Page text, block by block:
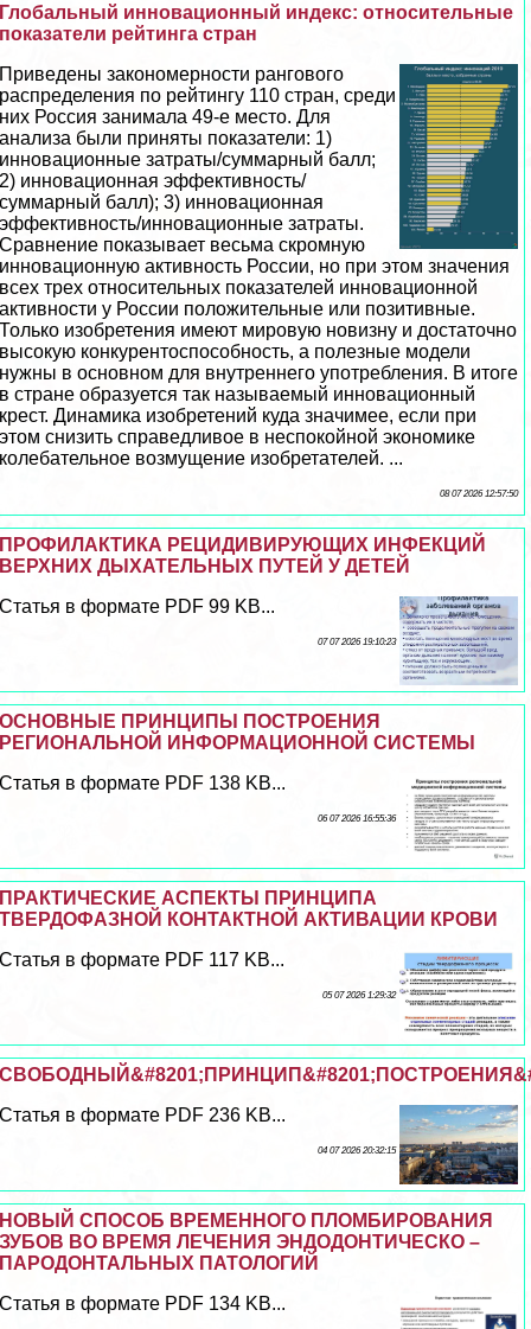
Глобальный инновационный индекс: относительные
показатели рейтинга стран
Приведены закономерности рангового
распределения по рейтингу 110 стран, среди
них Россия занимала 49-е место. Для
анализа были приняты показатели: 1)
инновационные затраты/суммарный балл;
2) инновационная эффективность/
суммарный балл); 3) инновационная
эффективность/инновационные затраты.
Сравнение показывает весьма скромную
инновационную активность России, но при этом значения
всех трех относительных показателей инновационной
активности у России положительные или позитивные.
Только изобретения имеют мировую новизну и достаточно
высокую конкурентоспособность, а полезные модели
нужны в основном для внутреннего употрeбления. В итоге
в стране образуется так называемый инновационный
крест. Динамика изобретений куда значимее, если при
этом снизить справедливое в неспокойной экономике
колебательное возмущение изобретателей. ...
08 07 2026 12:57:50
ПРОФИЛАКТИКА РЕЦИДИВИРУЮЩИХ ИНФЕКЦИЙ
ВЕРХНИХ ДЫХАТЕЛЬНЫХ ПУТЕЙ У ДЕТЕЙ
Статья в формате PDF 99 KB...
07 07 2026 19:10:23
ОСНОВНЫЕ ПРИНЦИПЫ ПОСТРОЕНИЯ
РЕГИОНАЛЬНОЙ ИНФОРМАЦИОННОЙ СИСТЕМЫ
Статья в формате PDF 138 KB...
06 07 2026 16:55:36
ПРАКТИЧЕСКИЕ АСПЕКТЫ ПРИНЦИПА
ТВЕРДОФАЗНОЙ КОНТАКТНОЙ АКТИВАЦИИ КРОВИ
Статья в формате PDF 117 KB...
05 07 2026 1:29:32
Статья в формате PDF 236 KB...
04 07 2026 20:32:15
НОВЫЙ СПОСОБ ВРЕМЕННОГО ПЛОМБИРОВАНИЯ
ЗУБОВ ВО ВРЕМЯ ЛЕЧЕНИЯ ЭНДОДОНТИЧЕСКО –
ПАРОДОНТАЛЬНЫХ ПАТОЛОГИЙ
Статья в формате PDF 134 KB...